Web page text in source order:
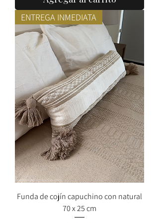
ENTREGA INMEDIATA
Funda de cojín capuchino con natural
70 x 25 cm